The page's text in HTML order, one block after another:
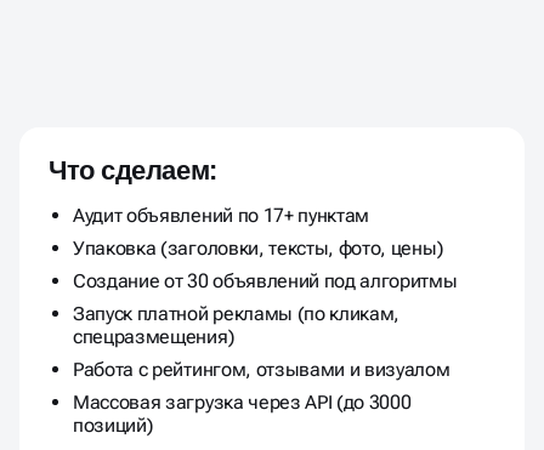
ПОД ВАШУ НИШУ И ЦЕЛИ
Что сделаем:
Аудит объявлений по 17+ пунктам
Упаковка (заголовки, тексты, фото, цены)
Создание от 30 объявлений под алгоритмы
Запуск платной рекламы (по кликам,
спецразмещения)
Работа с рейтингом, отзывами и визуалом
Массовая загрузка через API (до 3000
позиций)